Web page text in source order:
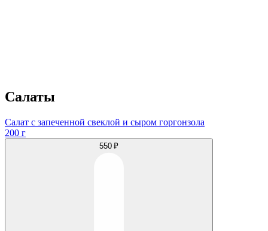
Салаты
Салат с запеченной свеклой и сыром горгонзола
200 г
550 ₽